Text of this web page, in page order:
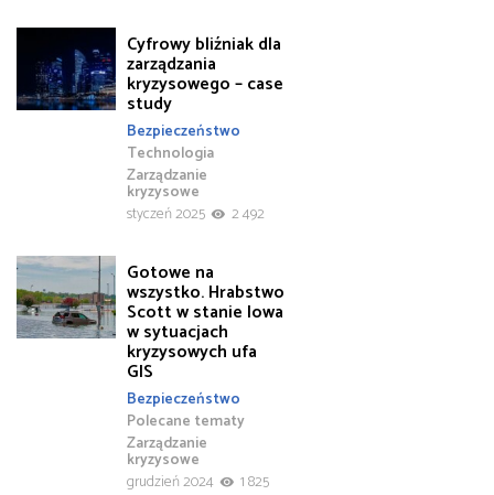
Cyfrowy bliźniak dla
zarządzania
kryzysowego – case
study
Bezpieczeństwo
Technologia
Zarządzanie
kryzysowe
styczeń 2025
2 492
Gotowe na
wszystko. Hrabstwo
Scott w stanie Iowa
w sytuacjach
kryzysowych ufa
GIS
Bezpieczeństwo
Polecane tematy
Zarządzanie
kryzysowe
grudzień 2024
1 825